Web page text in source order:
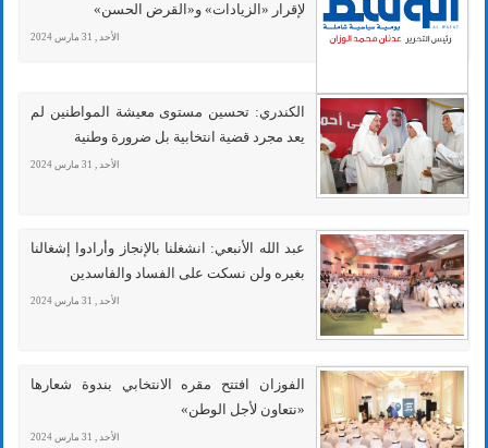
لإقرار «الزيادات» و«القرض الحسن»
الأحد , 31 مارس 2024
الكندري: تحسين مستوى معيشة المواطنين لم
يعد مجرد قضية انتخابية بل ضرورة وطنية
الأحد , 31 مارس 2024
عبد الله الأنبعي: انشغلنا بالإنجاز وأرادوا إشغالنا
بغيره ولن نسكت على الفساد والفاسدين
الأحد , 31 مارس 2024
الفوزان افتتح مقره الانتخابي بندوة شعارها
«نتعاون لأجل الوطن»
الأحد , 31 مارس 2024